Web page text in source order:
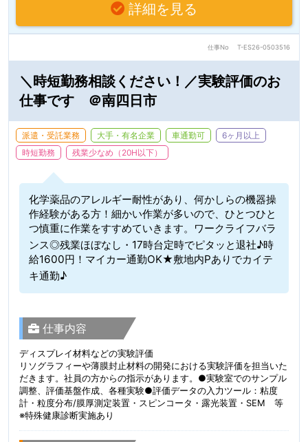
詳細を見る
仕事No T-ES26-0503516
＼時短勤務相談ください！／実験評価のお
仕事です ＠南四日市
派遣・受託業務 大手・有名企業 車通勤可
6ヶ月以上
時短勤務
残業少なめ（20H以下）
化学薬品のアレルギー耐性があり、何かしらの機器操
作経験がある方！細かい作業が多いので、ひとつひと
つ慎重に作業をすすめていきます。ワークライフバラ
ンス◎残業ほぼなし・17時台定時でピタッと退社♪時
給1600円！マイカー通勤OK★敷地内Pありでカイテ
キ通勤♪
仕事内容
ディスプレイ材料などの実験評価
リソグラフィーや薄膜封止材料の開発における実験評価を担当いた
だきます。社員の方からの指示があります。●実験室でのサンプル
調整、評価基盤作成、各種実験●評価データの入力ツール：粘度
計・粒度分布/膜厚測定装置・スピンコータ・露光装置・SEM 等
※特殊健康診断実施あり